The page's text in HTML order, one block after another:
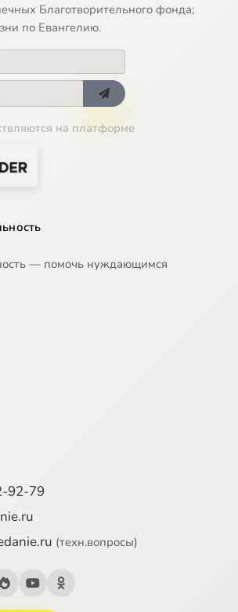
Благотворительного фонда;
по Евангелию.
на платформе
— помочь нуждающимся
92-79
(техн.вопросы)